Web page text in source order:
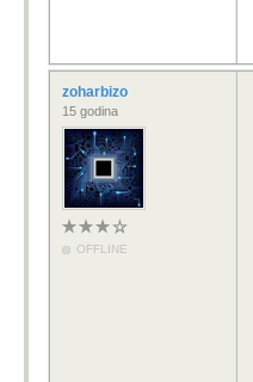
zoharbizo
15 godina
OFFLINE